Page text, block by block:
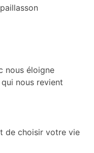
nous éloigne
nous revient
de choisir votre vie